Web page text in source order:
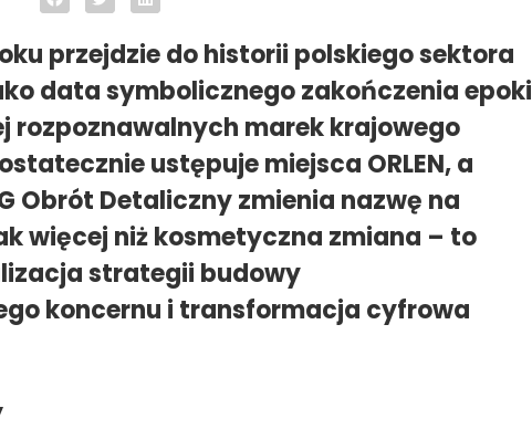
przejdzie do historii polskiego sektora
data symbolicznego zakończenia epoki
rozpoznawalnych marek krajowego
ustępuje miejsca ORLEN, a
Obrót Detaliczny zmienia nazwę na
więcej niż kosmetyczna zmiana – to
strategii budowy
koncernu i transformacja cyfrowa